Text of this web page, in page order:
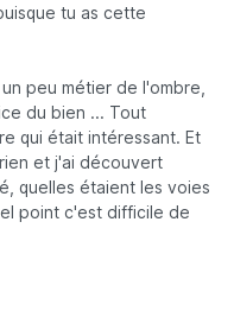
tu as cette
peu métier de l'ombre,
du bien ... Tout
qui était intéressant. Et
et j'ai découvert
quelles étaient les voies
point c'est difficile de